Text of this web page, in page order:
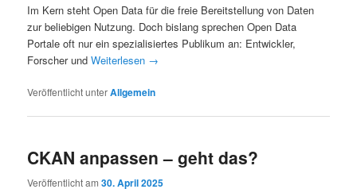
Im Kern steht Open Data für die freie Bereitstellung von Daten
zur beliebigen Nutzung. Doch bislang sprechen Open Data
Portale oft nur ein spezialisiertes Publikum an: Entwickler,
Forscher undWeiterlesen →
Veröffentlicht unterAllgemein
CKAN anpassen – geht das?
Veröffentlicht am30. April 2025